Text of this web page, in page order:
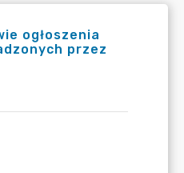
ogłoszenia
przez